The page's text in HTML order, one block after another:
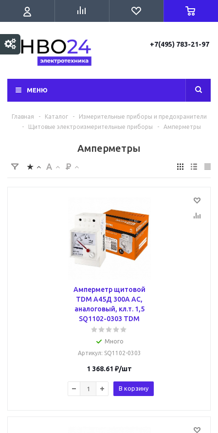
+7(495) 783-21-97
МЕНЮ
Главная - Каталог -
Измерительные приборы и предохранители
-
Щитовые электроизмерительные приборы - Амперметры
Амперметры
Амперметр щитовой
TDM А45Д 300А AC,
аналоговый, кл.т. 1,5
SQ1102-0303 TDM
Много
Артикул: SQ1102-0303
1 368.61 ₽/шт
В корзину